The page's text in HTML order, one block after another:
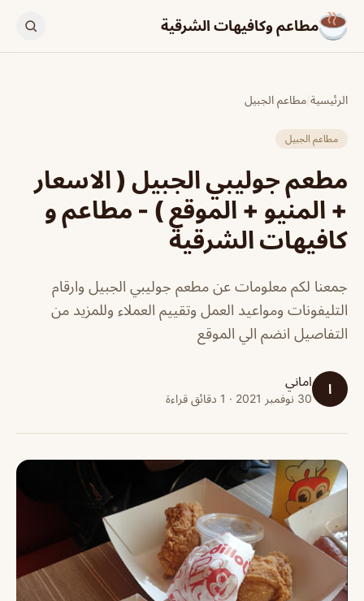
مطاعم وكافيهات الشرقية
الرئيسية/مطاعم الجبيل
مطاعم الجبيل
مطعم جوليبي الجبيل ( الاسعار
+ المنيو + الموقع ) - مطاعم و
كافيهات الشرقية
جمعنا لكم معلومات عن مطعم جوليبي الجبيل وارقام
التليفونات ومواعيد العمل وتقييم العملاء وللمزيد من
التفاصيل انضم الي الموقع
ا اماني
30 نوفمبر 2021 · 1 دقائق قراءة